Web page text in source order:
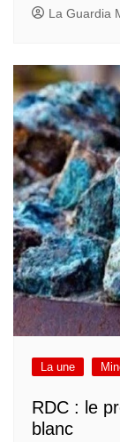
La Guardia
La une
RDC : le
blanc